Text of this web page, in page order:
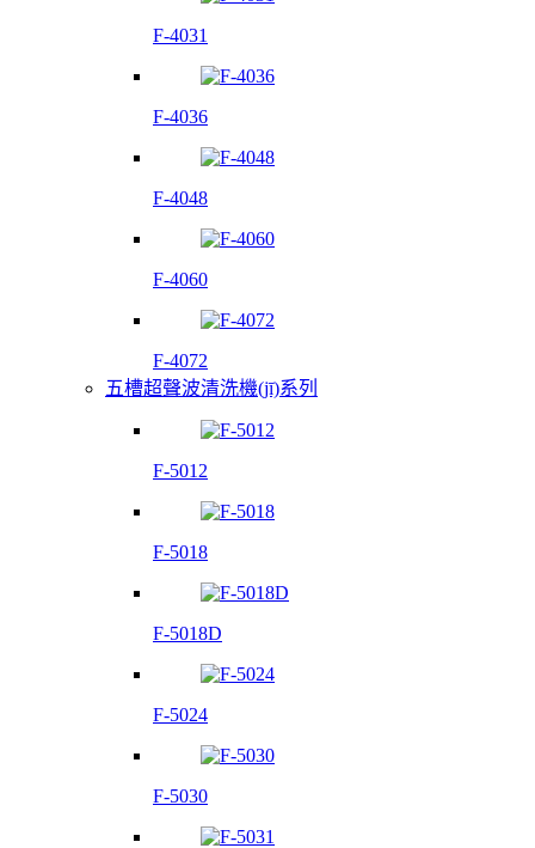
F-4031
F-4036
F-4048
F-4060
F-4072
五槽超聲波清洗機(jī)系列
F-5012
F-5018
F-5018D
F-5024
F-5030